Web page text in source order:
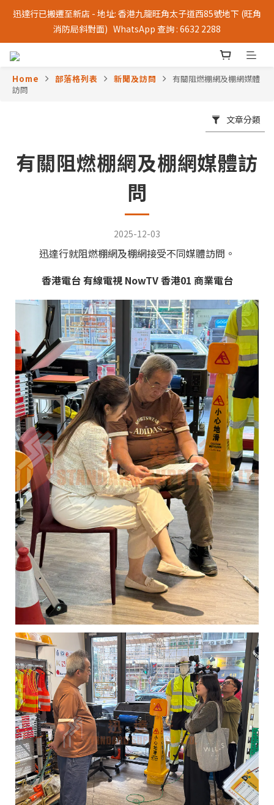
迅達行已搬遷至新店 - 地址: 香港九龍旺角太子道西85號地下 (旺角
消防局斜對面)   WhatsApp 查詢 : 6632 2288
Home 部落格列表 新聞及訪問
有關阻燃棚網及棚網媒體
訪問
文章分類
有關阻燃棚網及棚網媒體訪
問
2025-12-03
迅達行就阻燃棚網及棚網接受不同媒體訪問。
香港電台 有線電視 NowTV 香港01 商業電台